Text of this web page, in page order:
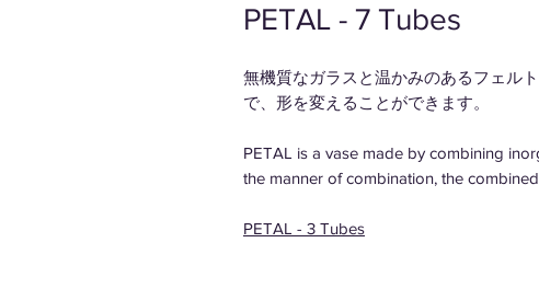
PETAL - 7 Tubes
無機質なガラスと温かみのあるフェル
で、形を変えることができます。
PETAL is a vase made by combining
the manner of combination, the
PETAL - 3 Tubes